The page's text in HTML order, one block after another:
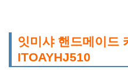
잇미샤 핸드메이드
ITOAYHJ510